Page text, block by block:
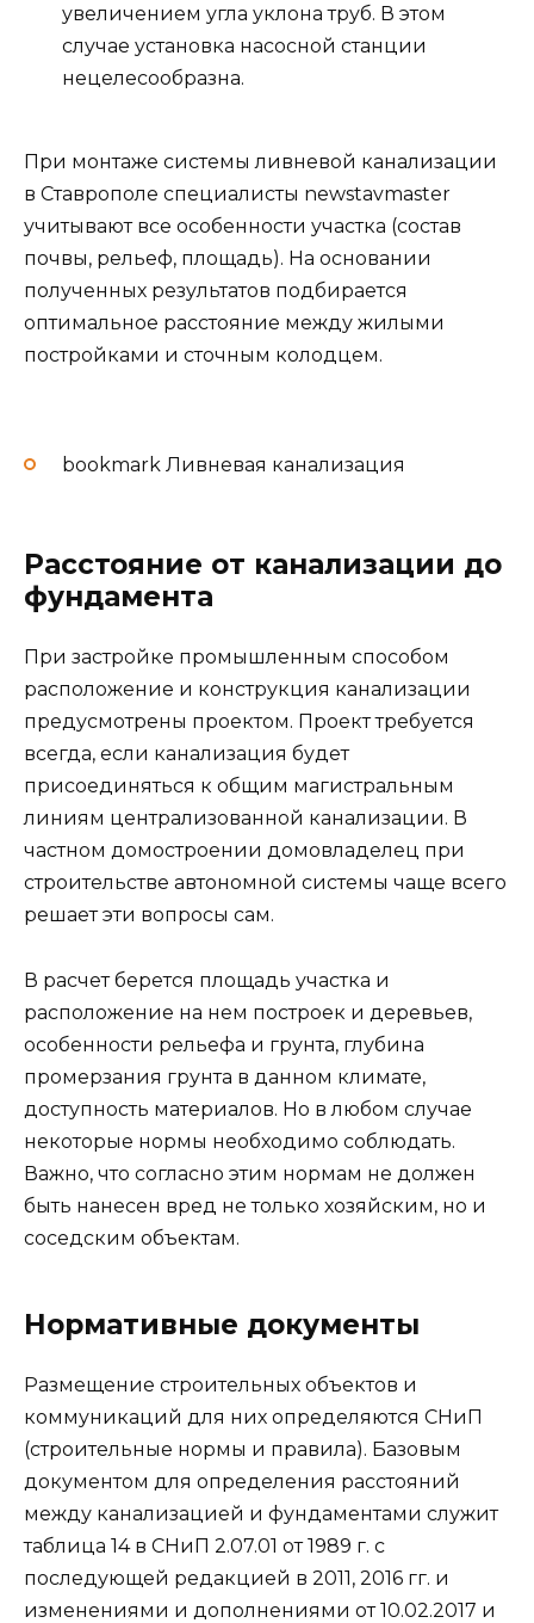
увеличением угла уклона труб. В этом
случае установка насосной станции
нецелесообразна.
При монтаже системы ливневой канализации
в Ставрополе специалисты newstavmaster
учитывают все особенности участка (состав
почвы, рельеф, площадь). На основании
полученных результатов подбирается
оптимальное расстояние между жилыми
постройками и сточным колодцем.
bookmark Ливневая канализация
Расстояние от канализации до
фундамента
При застройке промышленным способом
расположение и конструкция канализации
предусмотрены проектом. Проект требуется
всегда, если канализация будет
присоединяться к общим магистральным
линиям централизованной канализации. В
частном домостроении домовладелец при
строительстве автономной системы чаще всего
решает эти вопросы сам.
В расчет берется площадь участка и
расположение на нем построек и деревьев,
особенности рельефа и грунта, глубина
промерзания грунта в данном климате,
доступность материалов. Но в любом случае
некоторые нормы необходимо соблюдать.
Важно, что согласно этим нормам не должен
быть нанесен вред не только хозяйским, но и
соседским объектам.
Нормативные документы
Размещение строительных объектов и
коммуникаций для них определяются СНиП
(строительные нормы и правила). Базовым
документом для определения расстояний
между канализацией и фундаментами служит
таблица 14 в СНиП 2.07.01 от 1989 г. с
последующей редакцией в 2011, 2016 гг. и
изменениями и дополнениями от 10.02.2017 и